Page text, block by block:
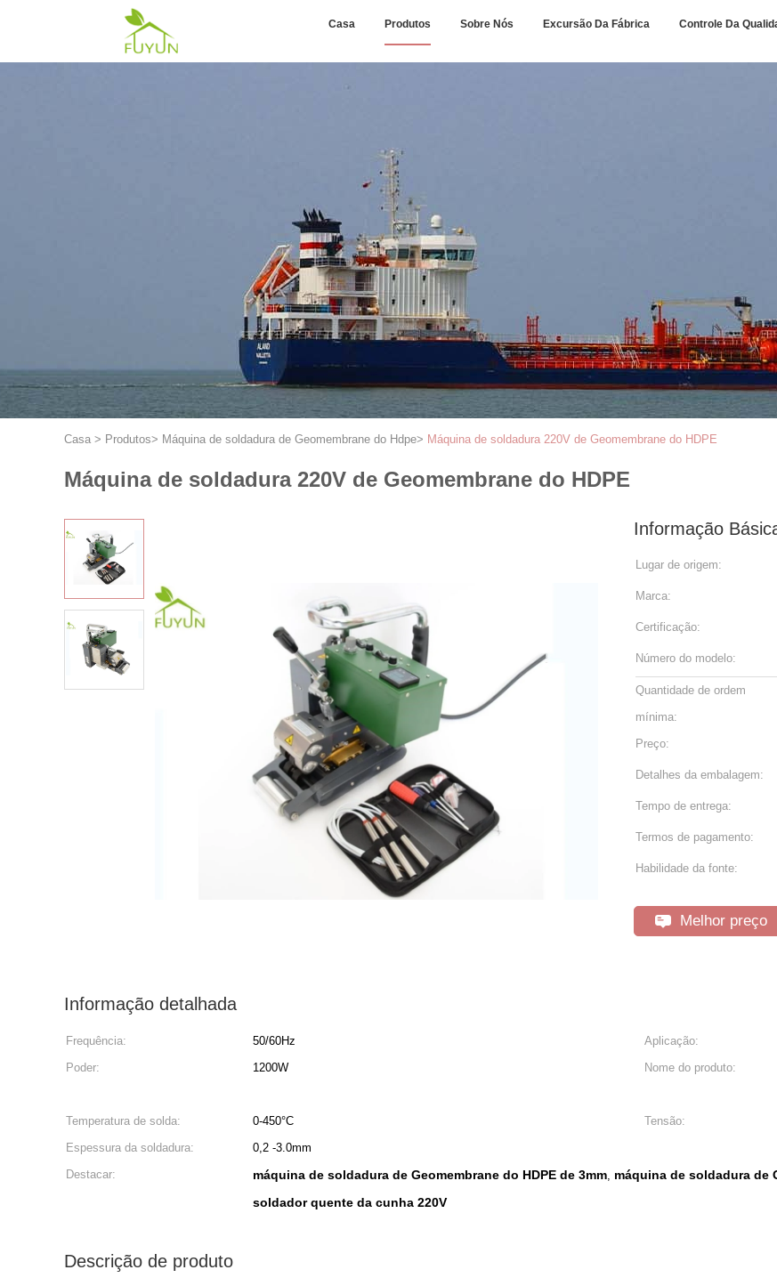
Casa Produtos Sobre Nós Excursão Da Fábrica Controle Da
Casa > Produtos> Máquina de soldadura de Geomembrane do Hdpe> Máquina de soldadura 220V de Geomembrane do HDPE
Máquina de soldadura 220V de Geomembrane do HDPE
Informação
Lugar de origem:
Marca:
Certificação:
Número do modelo:
Quantidade de ordem
mínima:
Preço:
Detalhes da embalagem:
Tempo de entrega:
Termos de pagamento:
Habilidade da fonte:
Melhor preço
Informação detalhada
Frequência: 50/60Hz Aplicação:
Poder:
1200W Nome do produto:
Temperatura de solda:
0-450°C Tensão:
Espessura da soldadura:
0,2 -3.0mm
Destacar:
máquina de soldadura de Geomembrane do HDPE de 3mm, máquina de soldadura de
soldador quente da cunha 220V
Descrição de produto